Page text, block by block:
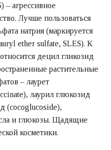
– агрессивное
Лучше пользоваться
натрия (маркируется
ether sulfate, SLES). К
децил гликозид
растительные
– лаурет
лаурил глюкозид
(cocoglucoside),
и глюкозы. Щадящие
косметики.